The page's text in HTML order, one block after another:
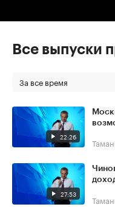
Все выпуски
За все время
22:26
27:53